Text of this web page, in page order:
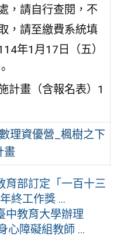
，請自行查閱，不
，請至繳費系統填
年1月17日（五）
計畫（含報名表）1
理資優營_楓樹之下
畫
育部訂定「一百十三
終工作獎 ...
中教育大學辦理
心障礙組教師 ...